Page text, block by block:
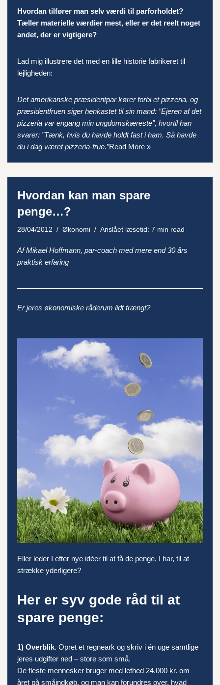
Hvordan tilfører man selv værdi til parforholdet?
Tæller materielle værdier mest, eller er det reelt noget
andet, der er vigtigere?
Lad mig illustrere det med en lille historie fabrikeret til
lejligheden:
Det amerikanske præsidentpar kører forbi et pizzeria, og
præsidentfruen siger henkastet til sin mand: ”Ejeren af det
pizzeria var engang min ungdomskæreste”, hvortil han
svarer: ”Tænk, hvis du havde holdt fast i ham. Så havde
du i dag været pizzeria-frue.”Read More »
Hvordan kan man spare
penge…?
28/04/2012 Økonomi Anslået læsetid: 7 min read
Af Mikael Hoffmann, par-coach med mere end 30 års
praktisk erfaring
Er jeres økonomiske råderum lidt trængt?
Eller leder I efter nye idéer til at få de penge, I har, til at
strække yderligere?
Her er syv gode råd til at
spare penge:
1) Overblik. Opret et regneark og skriv i én uge samtlige
jeres udgifter ned – store som små.
De fleste mennesker bruger med lethed 24.000 kr. om
året på småindkøb, og man kan forundres over, hvad